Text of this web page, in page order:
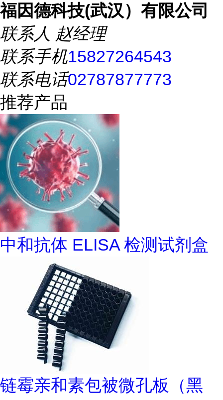
福因德科技(武汉）有限公司
联系人 赵经理
联系手机15827264543
联系电话02787877773
推荐产品
中和抗体 ELISA 检测试剂盒
链霉亲和素包被微孔板（黑